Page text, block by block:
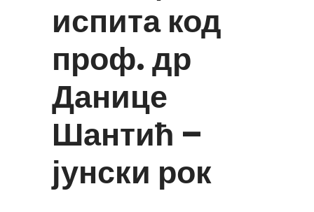
испита код
проф. др
Данице
Шантић –
јунски рок